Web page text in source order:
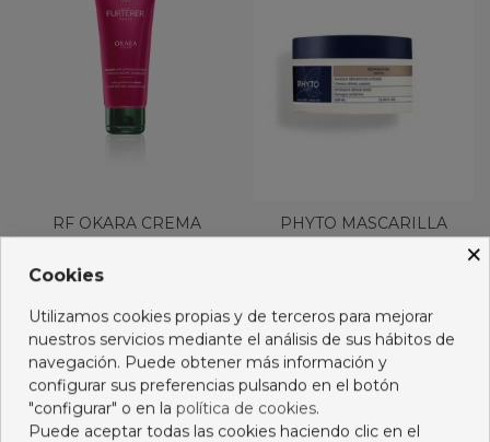
RF OKARA CREMA
TERMOPROTECTOR 150
16,95 €
Añadir al carro
PHYTO MASCARILLA
Añadir al carro
×
Cookies
Utilizamos cookies propias y de terceros para mejorar
nuestros servicios mediante el análisis de sus hábitos de
navegación. Puede obtener más información y
configurar sus preferencias pulsando en el botón
"configurar" o en la política de cookies.
Puede aceptar todas las cookies haciendo clic en el